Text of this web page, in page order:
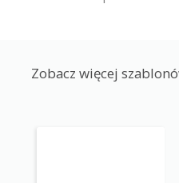
Zobacz więcej